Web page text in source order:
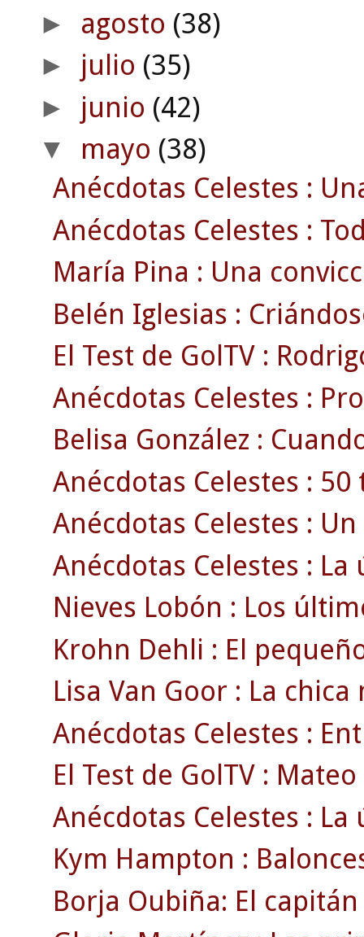
► agosto (38)
► julio (35)
► junio (42)
▼ mayo (38)
Anécdotas Celestes :
Anécdotas Celestes :
María Pina : Una
Belén Iglesias :
El Test de GolTV :
Anécdotas Celestes :
Belisa González :
Anécdotas Celestes :
Anécdotas Celestes :
Anécdotas Celestes :
Nieves Lobón : Los
Krohn Dehli : El
Lisa Van Goor : La
Anécdotas Celestes :
El Test de GolTV :
Anécdotas Celestes :
Kym Hampton :
Borja Oubiña: El